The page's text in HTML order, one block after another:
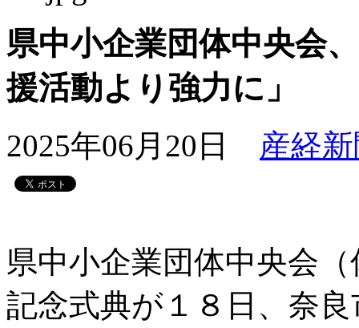
県中小企業団体中央会
援活動より強力に」
2025年06月20日 産経
県中小企業団体中央会
記念式典が１８日、奈